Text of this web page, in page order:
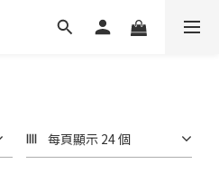
每頁顯示 24 個